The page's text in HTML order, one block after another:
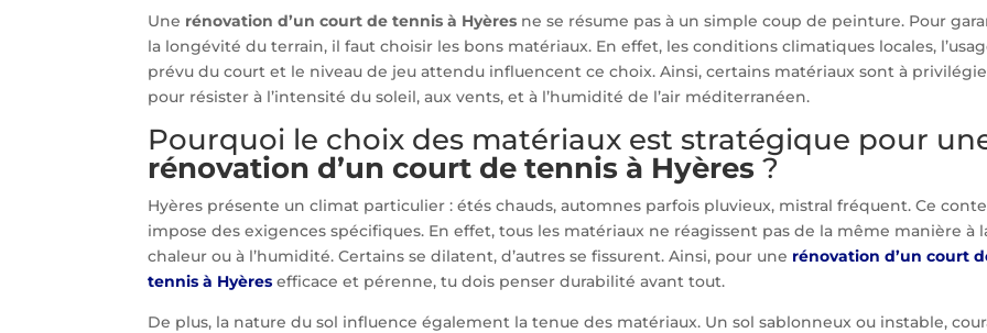
Une rénovation d’un court de tennis à Hyères ne se résume pas à un simple coup de peinture. Pour
la longévité du terrain, il faut choisir les bons matériaux. En effet, les conditions climatiques locales,
prévu du court et le niveau de jeu attendu influencent ce choix. Ainsi, certains matériaux sont à
pour résister à l’intensité du soleil, aux vents, et à l’humidité de l’air méditerranéen.
Pourquoi le choix des matériaux est stratégique pour
rénovation d’un court de tennis à Hyères ?
Hyères présente un climat particulier : étés chauds, automnes parfois pluvieux, mistral fréquent. Ce
impose des exigences spécifiques. En effet, tous les matériaux ne réagissent pas de la même manière à
chaleur ou à l’humidité. Certains se dilatent, d’autres se fissurent. Ainsi, pour une rénovation d’un court
tennis à Hyères efficace et pérenne, tu dois penser durabilité avant tout.
De plus, la nature du sol influence également la tenue des matériaux. Un sol sablonneux ou instable,